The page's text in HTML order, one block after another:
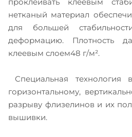
нетканый материал
для большей
деформацию. Плотность
клеевым слоем48 г/м².
Специальная технология
горизонтальному,
разрыву флизелинов и их
вышивки.